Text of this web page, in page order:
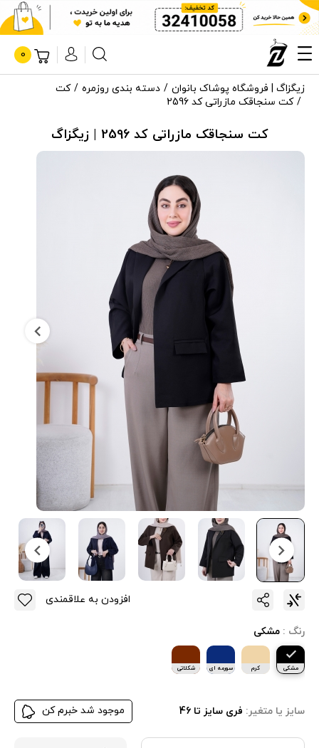
0
زیگزاگ | فروشگاه پوشاک بانوان دسته بندی روزمره
کت
کت سنجاقک مازراتی کد 2596
رنگ : مشکی
مشکی کرم سورمه ای شکلاتی
سایز یا متغیر: فری سایز تا 46 موجود شد خبرم کن
کت سنجاقک مازراتی کد 2596 | زیگزاگ
افزودن به علاقمندی